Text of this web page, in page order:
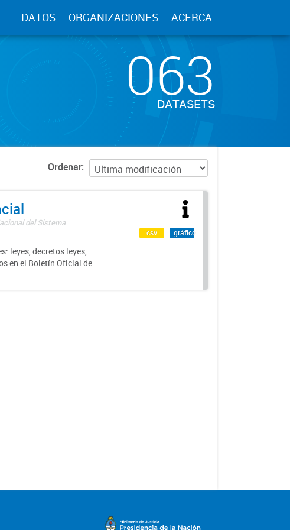
DATOS ORGANIZACIONES ACERCA
063
DATASETS
Ordenar
del Sistema
leyes, decretos leyes,
en el Boletín Oficial de
csv gráfico